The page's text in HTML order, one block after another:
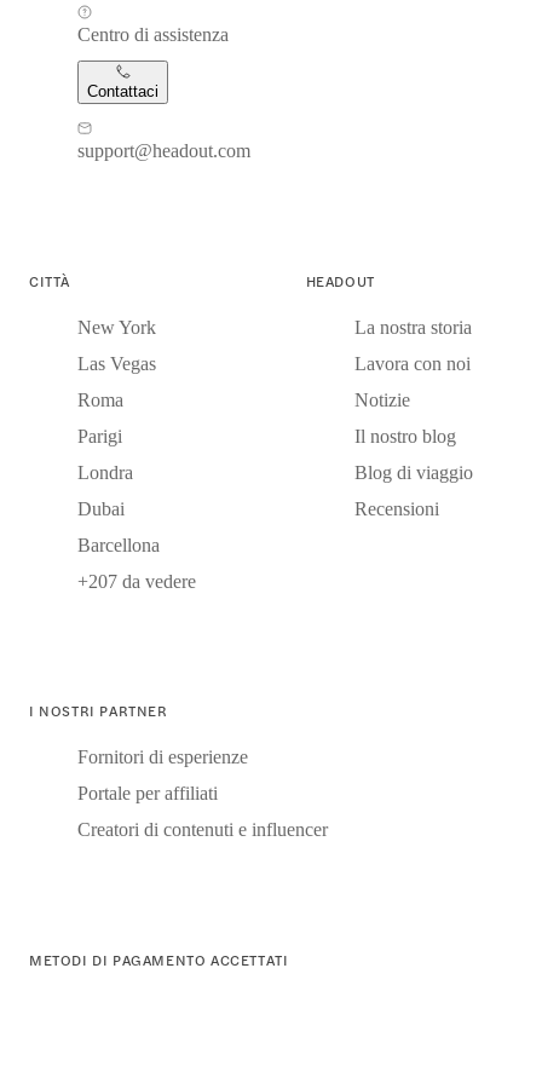
Centro di assistenza
Contattaci
support@headout.com
CITTÀ
New York
Las Vegas
Roma
Parigi
Londra
Dubai
Barcellona
+207 da vedere
HEADOUT
La nostra storia
Lavora con noi
Notizie
Il nostro blog
Blog di viaggio
Recensioni
I NOSTRI PARTNER
Fornitori di esperienze
Portale per affiliati
Creatori di contenuti e influencer
METODI DI PAGAMENTO ACCETTATI